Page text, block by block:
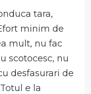
tara,
minim de
mult, nu fac
scotocesc, nu
desfasurari de
e la